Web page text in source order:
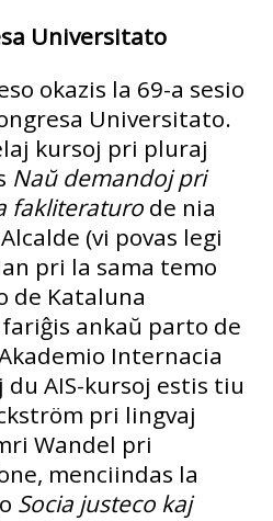
Universitato
okazis la 69-a sesio
Universitato.
kursoj pri pluraj
Naŭ demandoj pri
fakliteraturo de nia
(vi povas legi
pri la sama temo
de Kataluna
ankaŭ parto de
Internacia
du AIS-kursoj estis tiu
pri lingvaj
Wandel pri
menciindas la
Socia justeco kaj